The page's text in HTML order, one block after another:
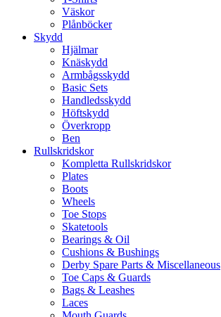
Väskor
Plånböcker
Skydd
Hjälmar
Knäskydd
Armbågsskydd
Basic Sets
Handledsskydd
Höftskydd
Överkropp
Ben
Rullskridskor
Kompletta Rullskridskor
Plates
Boots
Wheels
Toe Stops
Skatetools
Bearings & Oil
Cushions & Bushings
Derby Spare Parts & Miscellaneous
Toe Caps & Guards
Bags & Leashes
Laces